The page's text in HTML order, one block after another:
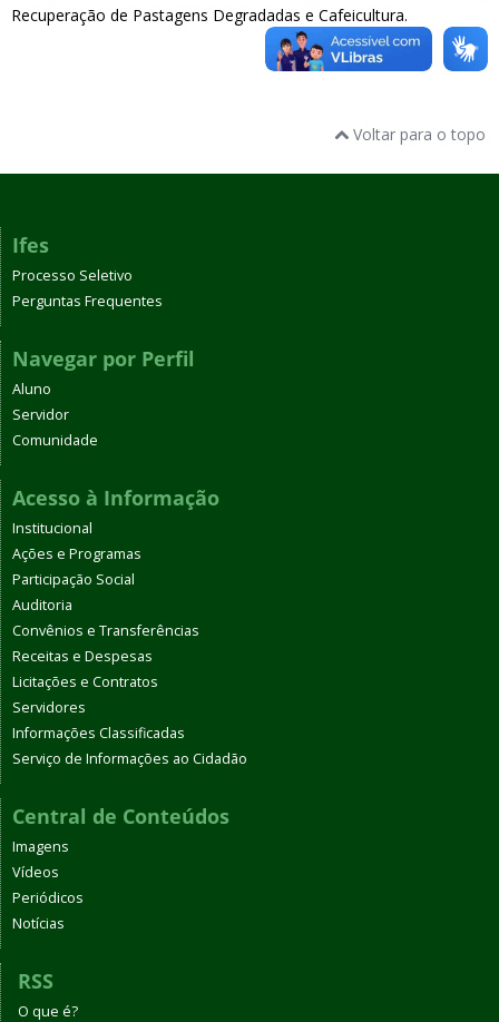
Recuperação de Pastagens Degradadas e Cafeicultura.
Voltar para o topo
Ifes
Processo Seletivo
Perguntas Frequentes
Navegar por Perfil
Aluno
Servidor
Comunidade
Acesso à Informação
Institucional
Ações e Programas
Participação Social
Auditoria
Convênios e Transferências
Receitas e Despesas
Licitações e Contratos
Servidores
Informações Classificadas
Serviço de Informações ao Cidadão
Central de Conteúdos
Imagens
Vídeos
Periódicos
Notícias
RSS
O que é?